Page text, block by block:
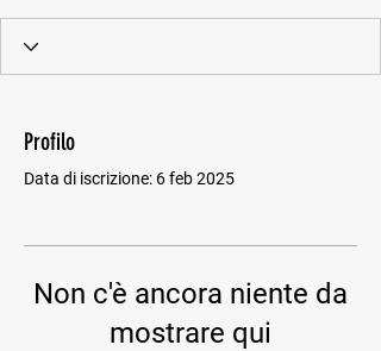
Profilo
Data di iscrizione: 6 feb 2025
Non c'è ancora niente da
mostrare qui